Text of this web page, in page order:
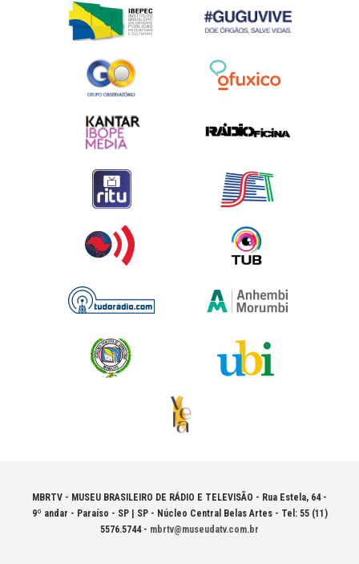
MBRTV - MUSEU BRASILEIRO DE RÁDIO E TELEVISÃO - Rua Estela, 64 -
9º andar - Paraíso - SP | SP - Núcleo Central Belas Artes - Tel: 55 (11)
5576.5744 - mbrtv@museudatv.com.br